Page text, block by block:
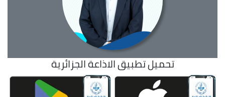
تحميل تطبيق الاذاعة الجزائرية